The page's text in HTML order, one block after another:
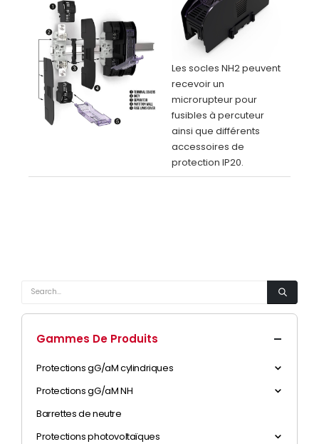
Les socles NH2 peuvent
recevoir un
microrupteur pour
fusibles à percuteur
ainsi que différents
accessoires de
protection IP20.
Gammes De Produits
Protections gG/aM cylindriques
Protections gG/aM NH
Barrettes de neutre
Protections photovoltaïques